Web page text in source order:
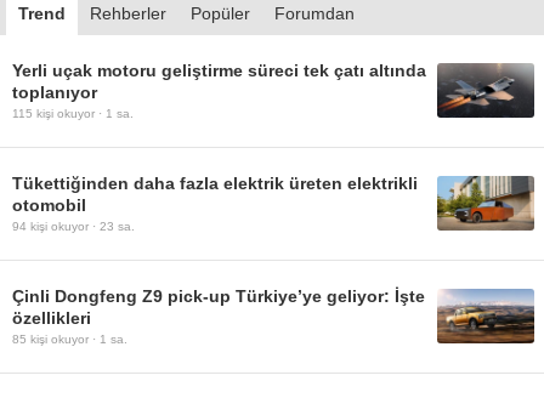
Trend Rehberler Popüler Forumdan
Yerli uçak motoru geliştirme süreci tek çatı altında
toplanıyor
115 kişi okuyor · 1 sa.
Tükettiğinden daha fazla elektrik üreten elektrikli
otomobil
94 kişi okuyor · 23 sa.
Çinli Dongfeng Z9 pick-up Türkiye’ye geliyor: İşte
özellikleri
85 kişi okuyor · 1 sa.